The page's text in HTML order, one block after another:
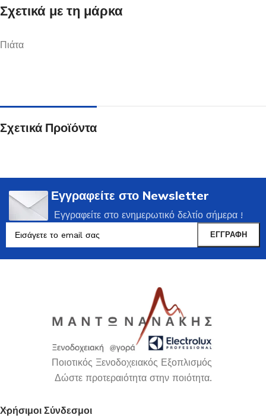
Σχετικά με τη μάρκα
Πιάτα
Σχετικά Προϊόντα
Εγγραφείτε στο Newsletter
Εγγραφείτε στο ενημερωτικό δελτίο σήμερα !
Ποιοτικός Ξενοδοχειακός Εξοπλισμός
Δώστε προτεραιότητα στην ποιότητα.
Χρήσιμοι Σύνδεσμοι